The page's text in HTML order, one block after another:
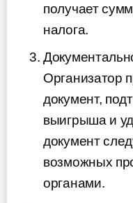
получает
налога.
Организатор
документ,
выигрыша и
документ
возможных
органами.